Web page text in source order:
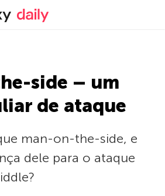
Blog oficial da Kaspersky
side – um
de ataque
man-on-the-side, e
dele para o ataque